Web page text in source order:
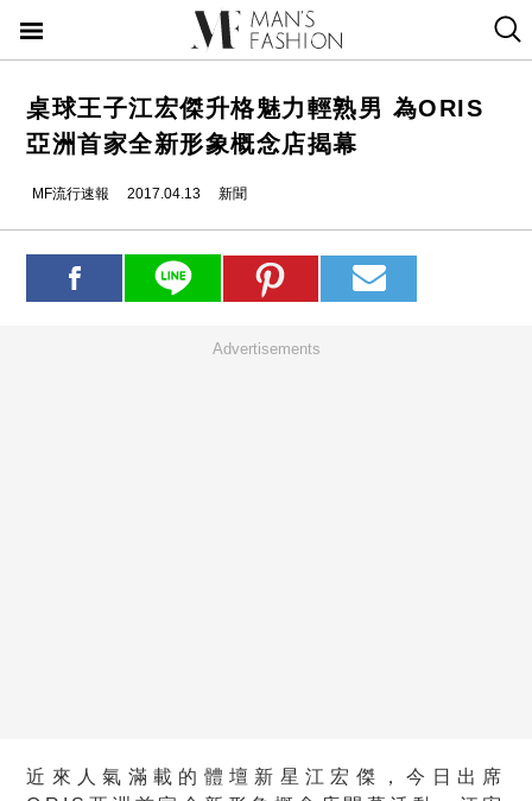
桌球王子江宏傑升格魅力輕熟男 為ORIS
亞洲首家全新形象概念店揭幕
MF流行速報 2017.04.13 新聞
Advertisements
近來人氣滿載的體壇新星江宏傑，今日出席